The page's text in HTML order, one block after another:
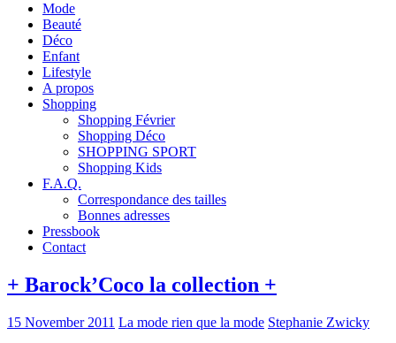
Mode
Beauté
Déco
Enfant
Lifestyle
A propos
Shopping
Shopping Février
Shopping Déco
SHOPPING SPORT
Shopping Kids
F.A.Q.
Correspondance des tailles
Bonnes adresses
Pressbook
Contact
+ Barock’Coco la collection +
15 November 2011 La mode rien que la mode Stephanie Zwicky